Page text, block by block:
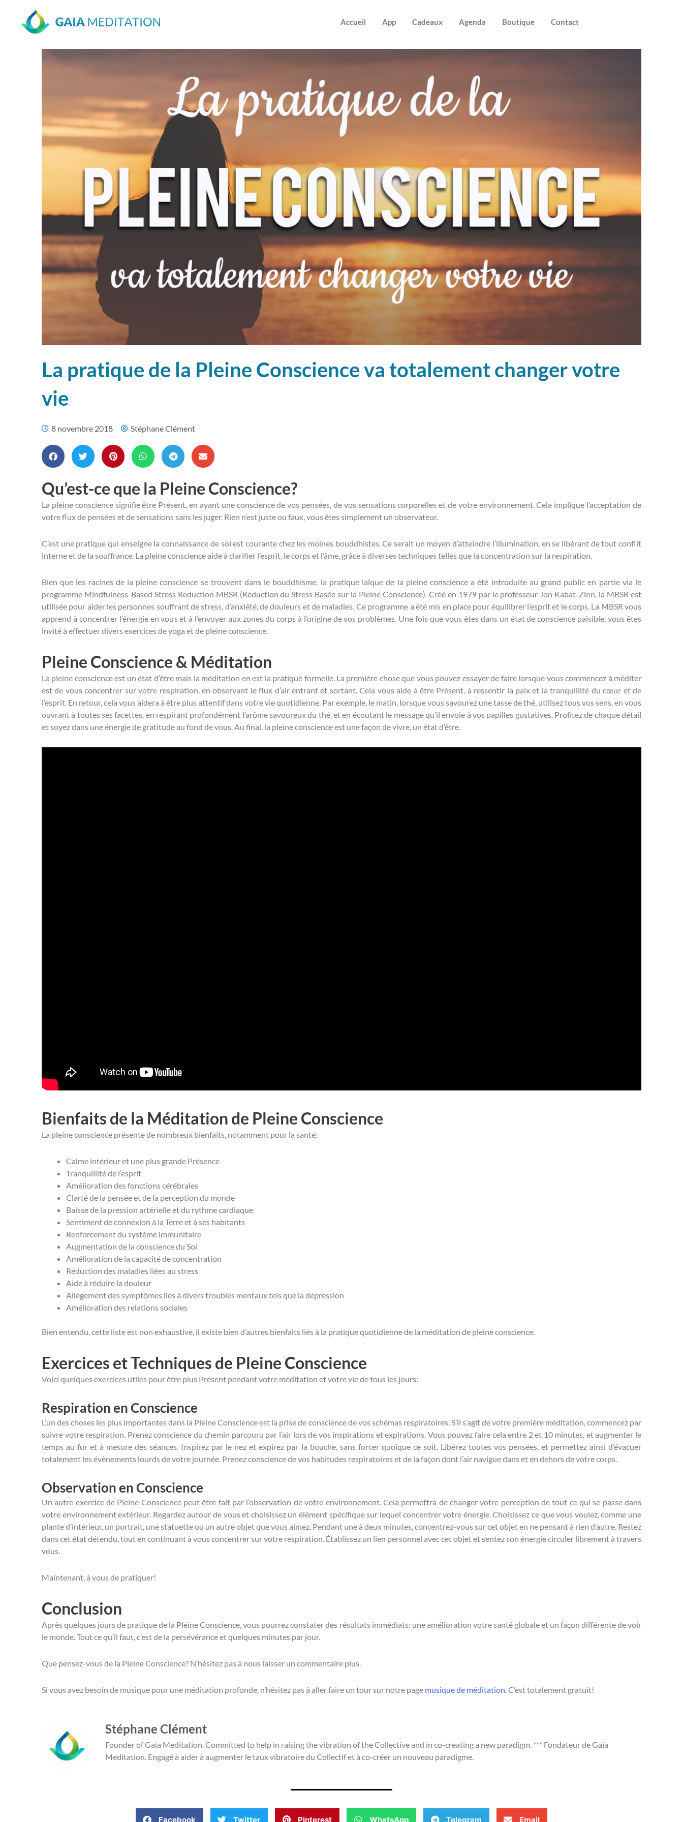
Accueil App Cadeaux Agenda Boutique Contact
La pratique de la Pleine Conscience va totalement changer votre
vie
8 novembre 2018 Stéphane Clément
Qu’est-ce que la Pleine Conscience?
La pleine conscience signifie être Présent, en ayant une conscience de vos pensées, de vos sensations corporelles et de votre environnement. Cela implique l’acceptation de
votre flux de pensées et de sensations sans les juger. Rien n’est juste ou faux, vous êtes simplement un observateur.
C’est une pratique qui enseigne la connaissance de soi est courante chez les moines bouddhistes. Ce serait un moyen d’atteindre l’illumination, en se libérant de tout conflit
interne et de la souffrance. La pleine conscience aide à clarifier l’esprit, le corps et l’âme, grâce à diverses techniques telles que la concentration sur la respiration.
Bien que les racines de la pleine conscience se trouvent dans le bouddhisme, la pratique laïque de la pleine conscience a été introduite au grand public en partie via le
programme Mindfulness-Based Stress Reduction MBSR (Réduction du Stress Basée sur la Pleine Conscience). Créé en 1979 par le professeur Jon Kabat-Zinn, la MBSR est
utilisée pour aider les personnes souffrant de stress, d’anxiété, de douleurs et de maladies. Ce programme a été mis en place pour équilibrer l’esprit et le corps. La MBSR vous
apprend à concentrer l’énergie en vous et à l’envoyer aux zones du corps à l’origine de vos problèmes. Une fois que vous êtes dans un état de conscience paisible, vous êtes
invité à effectuer divers exercices de yoga et de pleine conscience.
Pleine Conscience & Méditation
La pleine conscience est un état d’être mais la méditation en est la pratique formelle. La première chose que vous pouvez essayer de faire lorsque vous commencez à méditer
est de vous concentrer sur votre respiration, en observant le flux d’air entrant et sortant. Cela vous aide à être Présent, à ressentir la paix et la tranquillité du cœur et de
l’esprit. En retour, cela vous aidera à être plus attentif dans votre vie quotidienne. Par exemple, le matin, lorsque vous savourez une tasse de thé, utilisez tous vos sens, en vous
ouvrant à toutes ses facettes, en respirant profondément l’arôme savoureux du thé, et en écoutant le message qu’il envoie à vos papilles gustatives. Profitez de chaque détail
et soyez dans une énergie de gratitude au fond de vous. Au final, la pleine conscience est une façon de vivre, un état d’être.
Bienfaits de la Méditation de Pleine Conscience
La pleine conscience présente de nombreux bienfaits, notamment pour la santé:
Calme intérieur et une plus grande Présence
Tranquillité de l’esprit
Amélioration des fonctions cérébrales
Clarté de la pensée et de la perception du monde
Baisse de la pression artérielle et du rythme cardiaque
Sentiment de connexion à la Terre et à ses habitants
Renforcement du système immunitaire
Augmentation de la conscience du Soi
Amélioration de la capacité de concentration
Réduction des maladies liées au stress
Aide à réduire la douleur
Allègement des symptômes liés à divers troubles mentaux tels que la dépression
Amélioration des relations sociales
Bien entendu, cette liste est non exhaustive, il existe bien d’autres bienfaits liés à la pratique quotidienne de la méditation de pleine conscience.
Exercices et Techniques de Pleine Conscience
Voici quelques exercices utiles pour être plus Présent pendant votre méditation et votre vie de tous les jours:
Respiration en Conscience
L’un des choses les plus importantes dans la Pleine Conscience est la prise de conscience de vos schémas respiratoires. S’il s’agit de votre première méditation, commencez par
suivre votre respiration. Prenez conscience du chemin parcouru par l’air lors de vos inspirations et expirations. Vous pouvez faire cela entre 2 et 10 minutes, et augmenter le
temps au fur et à mesure des séances. Inspirez par le nez et expirez par la bouche, sans forcer quoique ce soit. Libérez toutes vos pensées, et permettez ainsi d’évacuer
totalement les évènements lourds de votre journée. Prenez conscience de vos habitudes respiratoires et de la façon dont l’air navigue dans et en dehors de votre corps.
Observation en Conscience
Un autre exercice de Pleine Conscience peut être fait par l’observation de votre environnement. Cela permettra de changer votre perception de tout ce qui se passe dans
votre environnement extérieur. Regardez autour de vous et choisissez un élément spécifique sur lequel concentrer votre énergie. Choisissez ce que vous voulez, comme une
plante d’intérieur, un portrait, une statuette ou un autre objet que vous aimez. Pendant une à deux minutes, concentrez-vous sur cet objet en ne pensant à rien d’autre. Restez
dans cet état détendu, tout en continuant à vous concentrer sur votre respiration. Établissez un lien personnel avec cet objet et sentez son énergie circuler librement à travers
vous.
Maintenant, à vous de pratiquer!
Conclusion
Après quelques jours de pratique de la Pleine Conscience, vous pourrez constater des résultats immédiats: une amélioration votre santé globale et un façon différente de voir
le monde. Tout ce qu’il faut, c’est de la persévérance et quelques minutes par jour.
Que pensez-vous de la Pleine Conscience? N’hésitez pas à nous laisser un commentaire plus.
Si vous avez besoin de musique pour une méditation profonde, n’hésitez pas à aller faire un tour sur notre page musique de méditation. C’est totalement gratuit!
Stéphane Clément
Founder of Gaia Meditation. Committed to help in raising the vibration of the Collective and in co-creating a new paradigm. *** Fondateur de Gaia
Meditation. Engagé à aider à augmenter le taux vibratoire du Collectif et à co-créer un nouveau paradigme.
Facebook Twitter Pinterest WhatsApp Telegram Email